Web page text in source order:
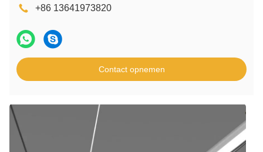
+86 13641973820
Contact opnemen